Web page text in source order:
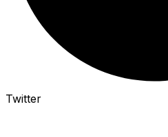
Twitter